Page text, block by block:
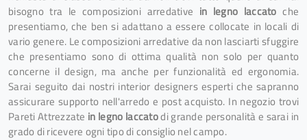
bisogno tra le composizioni arredative in legno laccato che
presentiamo, che ben si adattano a essere collocate in locali di
vario genere. Le composizioni arredative da non lasciarti sfuggire
che presentiamo sono di ottima qualità non solo per quanto
concerne il design, ma anche per funzionalità ed ergonomia.
Sarai seguito dai nostri interior designers esperti che sapranno
assicurare supporto nell'arredo e post acquisto. In negozio trovi
Pareti Attrezzate in legno laccatodi grande personalità e sarai in
grado di ricevere ogni tipo di consiglio nel campo.